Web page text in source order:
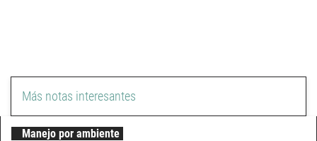
Más notas interesantes
Manejo por ambiente